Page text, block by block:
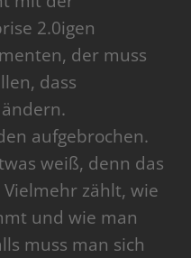
2.0igen
der muss
dass
aufgebrochen.
weiß, denn das
zählt, wie
und wie man
muss man sich